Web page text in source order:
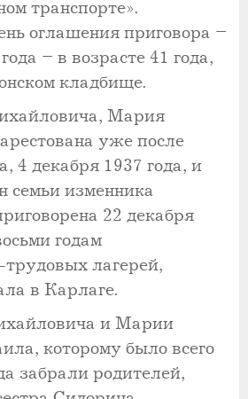
транспорте».
оглашения приговора –
– в возрасте 41 года,
кладбище.
Мария
уже после
4 декабря 1937 года, и
изменника
22 декабря
годам
лагерей,
в Карлаге.
и Марии
которому было всего
забрали родителей,